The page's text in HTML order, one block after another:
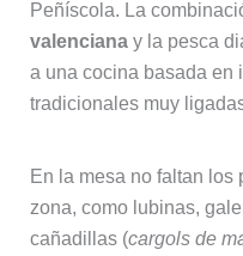
Peñíscola. La
valencianay la pesca
a una cocina basada en
tradicionales muy
En la mesa no faltan los
zona, como lubinas,
cañadillas (cargols de